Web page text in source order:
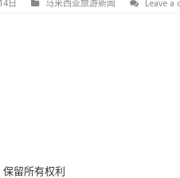
日 马来西亚旅游新闻 Leave a
留所有权利